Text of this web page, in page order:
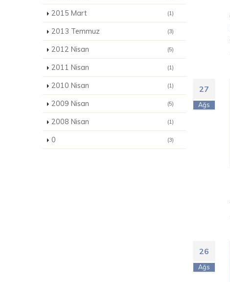
2015 Mart (1)
2013 Temmuz (3)
2012 Nisan (5)
2011 Nisan (1)
2010 Nisan (1)
2009 Nisan (5)
2008 Nisan (1)
0 (3)
27
Ağs
26
Ağs